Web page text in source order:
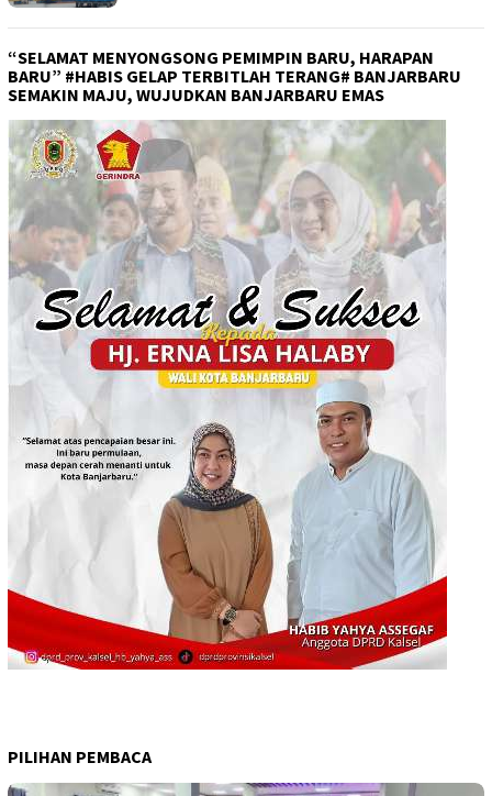
“SELAMAT MENYONGSONG PEMIMPIN BARU, HARAPAN
BARU” #HABIS GELAP TERBITLAH TERANG# BANJARBARU
SEMAKIN MAJU, WUJUDKAN BANJARBARU EMAS
PILIHAN PEMBACA